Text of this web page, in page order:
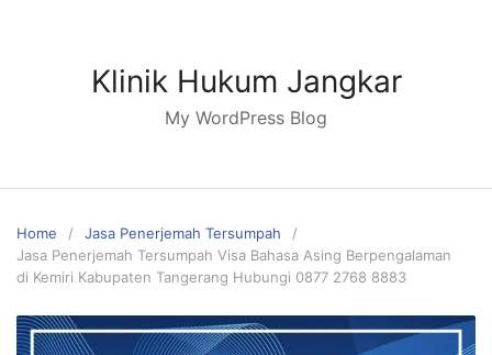
Klinik Hukum Jangkar
My WordPress Blog
Home
Jasa Penerjemah Tersumpah
Jasa Penerjemah Tersumpah Visa Bahasa Asing Berpengalaman
di Kemiri Kabupaten Tangerang Hubungi 0877 2768 8883